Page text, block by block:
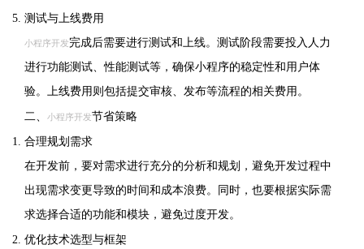
测试与上线费用
小程序开发完成后需要进行测试和上线。测试阶段需要投入人力
进行功能测试、性能测试等，确保小程序的稳定性和用户体
验。上线费用则包括提交审核、发布等流程的相关费用。
二、 小程序开发节省策略
合理规划需求
在开发前，要对需求进行充分的分析和规划，避免开发过程中
出现需求变更导致的时间和成本浪费。同时，也要根据实际需
求选择合适的功能和模块，避免过度开发。
优化技术选型与框架